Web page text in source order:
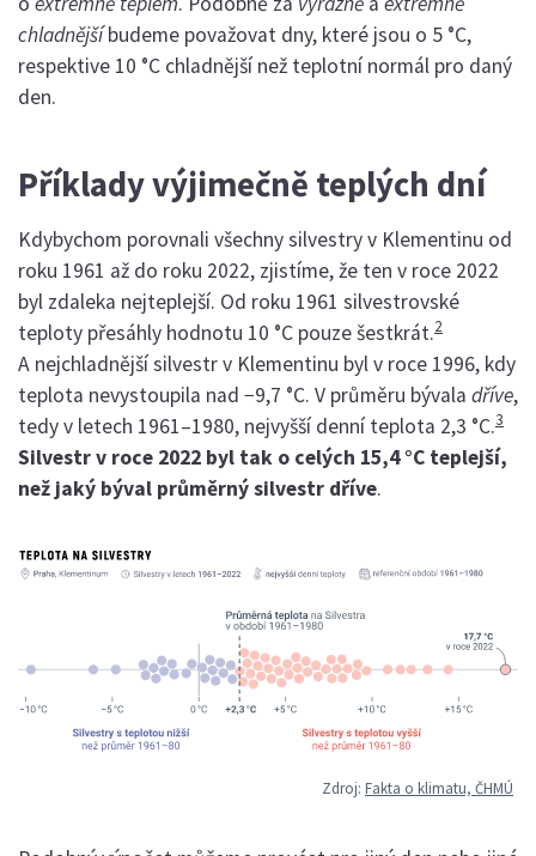
chladnějšíbudeme považovat dny, které jsou o 5 °C,
respektive 10 °C chladnější než teplotní normál pro daný
den.
Příklady výjimečně teplých dní
Kdybychom porovnali všechny silvestry v Klementinu od
roku 1961 až do roku 2022, zjistíme, že ten v roce 2022
byl zdaleka nejteplejší. Od roku 1961 silvestrovské
teploty přesáhly hodnotu 10 °C pouze šestkrát.2
A nejchladnější silvestr v Klementinu byl v roce 1996, kdy
teplota nevystoupila nad −9,7 °C. V průměru bývala dříve,
tedy v letech 1961–1980, nejvyšší denní teplota 2,3 °C.3
Silvestr v roce 2022 byl tak o celých 15,4 °C teplejší,
než jaký býval průměrný silvestr dříve.
Zdroj: Fakta o klimatu, ČHMÚ